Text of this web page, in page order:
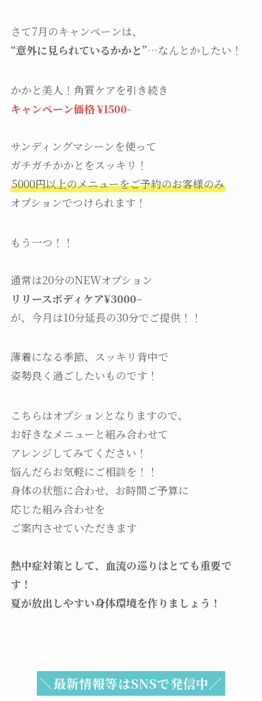
さて7月のキャンペーンは、
“意外に見られているかかと”…なんとかしたい！
かかと美人！角質ケアを引き続き
キャンペーン価格 ¥1500-
サンディングマシーンを使って
ガチガチかかとをスッキリ！
5000円以上のメニューをご予約のお客様のみ
オプションでつけられます！
もう一つ！！
通常は20分のNEWオプション
リリースボディケア¥3000–
が、今月は10分延長の30分でご提供！！
薄着になる季節、スッキリ背中で
姿勢良く過ごしたいものです！
こちらはオプションとなりますので、
お好きなメニューと組み合わせて
アレンジしてみてください！
悩んだらお気軽にご相談を！！
身体の状態に合わせ、お時間ご予算に
応じた組み合わせを
ご案内させていただきます
熱中症対策として、血流の巡りはとても重要で
す！
夏が放出しやすい身体環境を作りましょう！
＼最新情報等はSNSで発信中／